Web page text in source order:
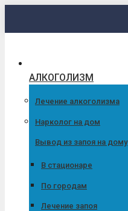
АЛКОГОЛИЗМ
Лечение алкоголизма
Нарколог на дом
Вывод из запоя на дому
В стационаре
По городам
Лечение запоя